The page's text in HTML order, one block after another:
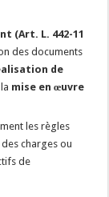
(Art. L. 442-11
des documents
de
mise en œuvre
les règles
charges ou
de